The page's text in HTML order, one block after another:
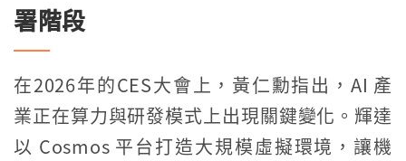
署階段
在2026年的CES大會上，黃仁勳指出，AI 產
業正在算力與研發模式上出現關鍵變化。輝達
以 Cosmos 平台打造大規模虛擬環境，讓機